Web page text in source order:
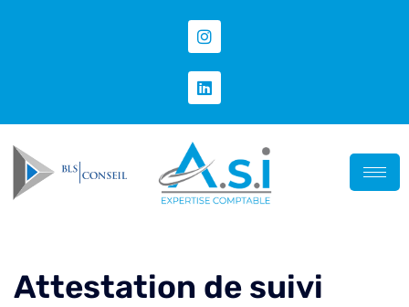
Attestation de suivi